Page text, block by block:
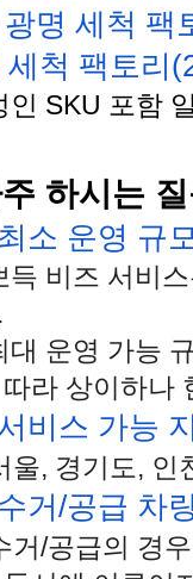
세척 팩토리
인 SKU 포함
하시는
소 운영 규
득 비즈 서비
대 운영 가능
따라 상이하나
비스 가능
울, 경기도, 인
거/공급 차
거/공급의 경